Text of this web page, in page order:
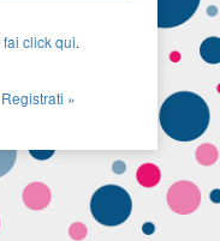
fai click qui.
Registrati »